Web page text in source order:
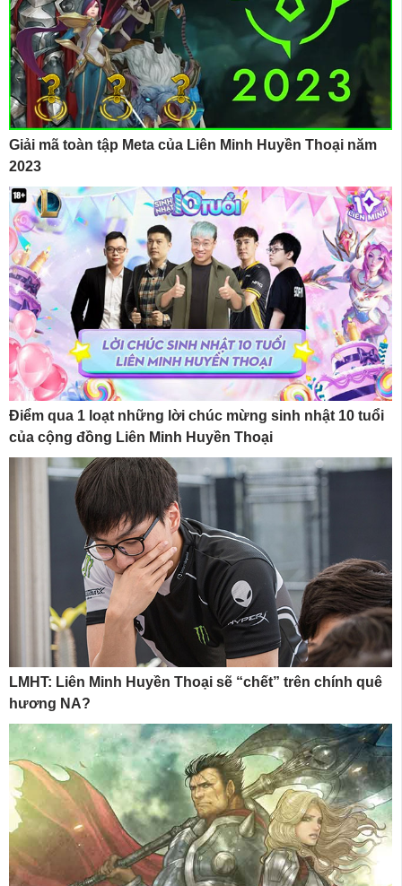
Giải mã toàn tập Meta của Liên Minh Huyền Thoại năm
2023
Điểm qua 1 loạt những lời chúc mừng sinh nhật 10 tuổi
của cộng đồng Liên Minh Huyền Thoại
LMHT: Liên Minh Huyền Thoại sẽ “chết” trên chính quê
hương NA?